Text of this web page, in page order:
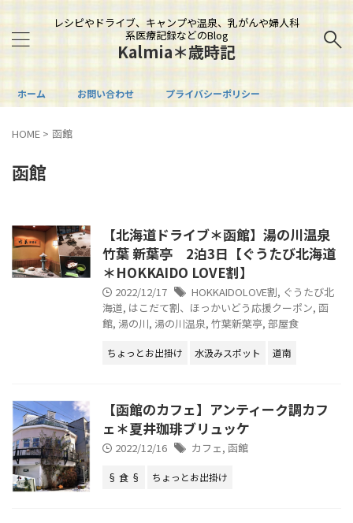
レシピやドライブ、キャンプや温泉、乳がんや婦人科
系医療記録などのBlog
Kalmia＊歳時記
ホーム お問い合わせ プライバシーポリシー
HOME > 函館
函館
【北海道ドライブ＊函館】湯の川温泉
竹葉 新葉亭 2泊3日【ぐうたび北海道
＊HOKKAIDO LOVE割】
2022/12/17 HOKKAIDOLOVE割, ぐうたび北
海道, はこだて割、ほっかいどう応援クーポン, 函
館, 湯の川, 湯の川温泉, 竹葉新葉亭, 部屋食
ちょっとお出掛け 水汲みスポット 道南
【函館のカフェ】アンティーク調カフ
ェ＊夏井珈琲ブリュッケ
2022/12/16 カフェ, 函館
§ 食 § ちょっとお出掛け